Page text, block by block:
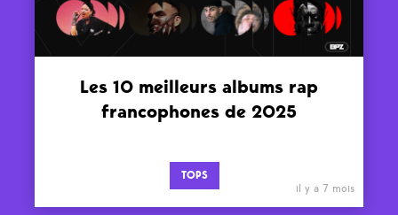
Les 10 meilleurs albums rap
francophones de 2025
TOPS
il y a 7 mois